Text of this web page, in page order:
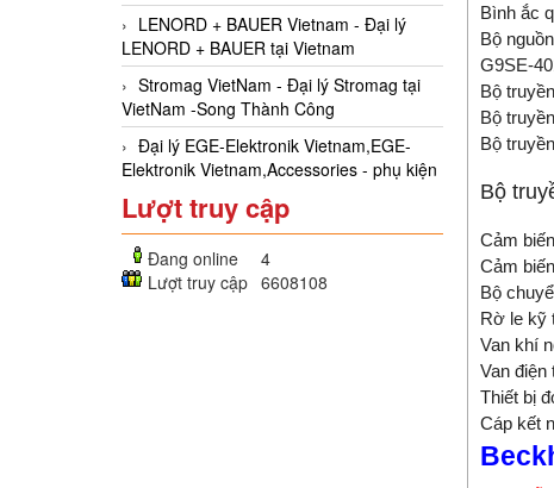
LENORD + BAUER Vietnam - Đại lý
LENORD + BAUER tại Vietnam
Stromag VietNam - Đại lý Stromag tại
VietNam -Song Thành Công
Đại lý EGE-Elektronik Vietnam,EGE-
Elektronik Vietnam,Accessories - phụ kiện
Lượt truy cập
Đang online
4
Lượt truy cập 6608108
Bình ắc
Bộ
G9SE-
Bộ
Bộ
Bộ
Bộ
Cảm
Cảm
Bộ
Rờ le kỹ
Van khí
Van điện
Thiết bị
Cáp kết